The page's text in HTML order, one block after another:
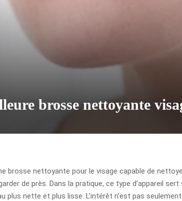
brosse nettoyante
brosse nettoyante pour le visage capable de
de près. Dans la pratique, ce type d’appareil
plus nette et plus lisse. L’intérêt n’est pas